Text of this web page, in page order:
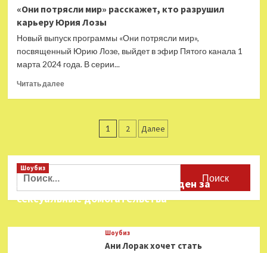
Бенсон
стала
мамой
«Они потрясли мир» расскажет, кто разрушил
карьеру Юрия Лозы
Новый выпуск программы «Они потрясли мир»,
посвященный Юрию Лозе, выйдет в эфир Пятого канала 1
марта 2024 года. В серии...
Читать далееПрочитать
Пагинация
1 2 Далее
Найти:
Шоубиз
Звезда «Игры в кальмара» осужден за
сексуальные домогательства
Шоубиз
Ани Лорак хочет стать